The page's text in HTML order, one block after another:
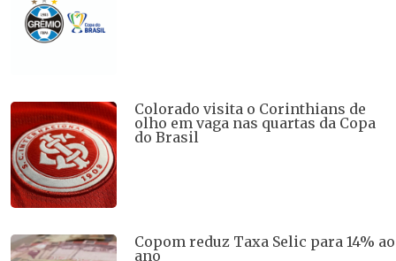
Colorado visita o Corinthians de
olho em vaga nas quartas da Copa
do Brasil
Copom reduz Taxa Selic para 14% ao
ano